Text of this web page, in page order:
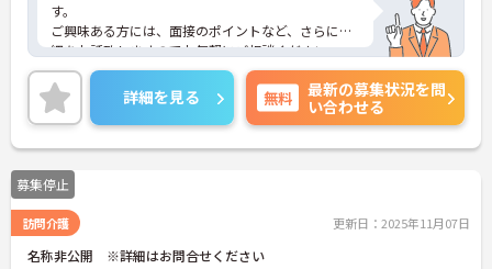
す。
ご興味ある方には、面接のポイントなど、さらに詳
細をお話致しますのでお気軽にご相談ください。
詳細を見る 無料
最新の募集状況を問
い合わせる
募集停止
訪問介護 更新日：2025年11月07日
名称非公開 ※詳細はお問合せください